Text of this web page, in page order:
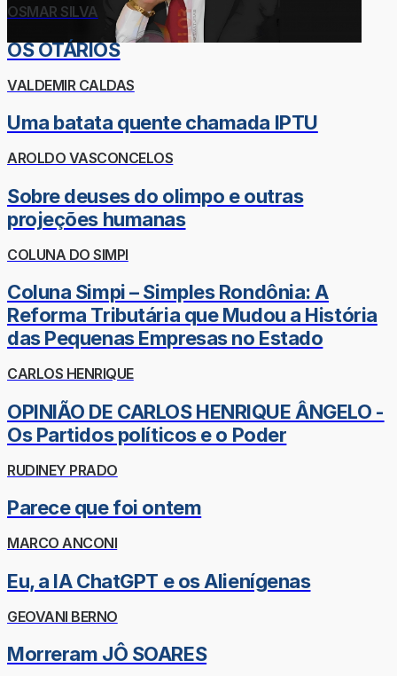
OSMAR SILVA
OS OTÁRIOS
VALDEMIR CALDAS
Uma batata quente chamada IPTU
AROLDO VASCONCELOS
Sobre deuses do olimpo e outras
projeções humanas
COLUNA DO SIMPI
Coluna Simpi – Simples Rondônia: A
Reforma Tributária que Mudou a História
das Pequenas Empresas no Estado
CARLOS HENRIQUE
OPINIÃO DE CARLOS HENRIQUE ÂNGELO -
Os Partidos políticos e o Poder
RUDINEY PRADO
Parece que foi ontem
MARCO ANCONI
Eu, a IA ChatGPT e os Alienígenas
GEOVANI BERNO
Morreram JÔ SOARES